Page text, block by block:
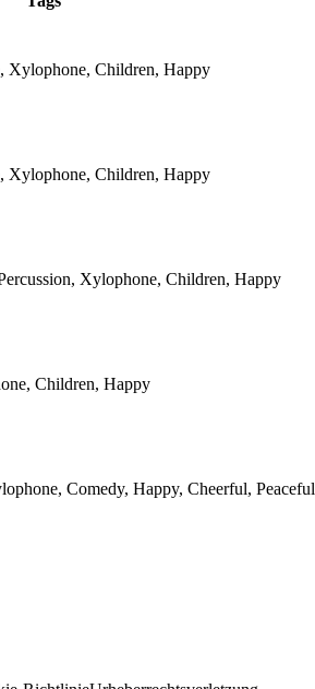
Xylophone, Children, Happy
Xylophone, Children, Happy
Xylophone, Children, Happy
Children, Happy
Comedy, Happy, Cheerful, Peaceful